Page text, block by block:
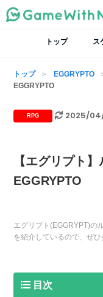
トップ ス
トップ EGGRYPTO
EGGRYPTO
RPG 2025/
【エグリプト
EGGRYPTO
エグリプト(EGGRYPT)の
を紹介しているので、ぜひ
目次